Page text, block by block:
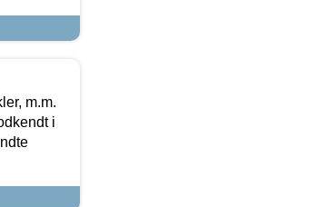
m.m.
i